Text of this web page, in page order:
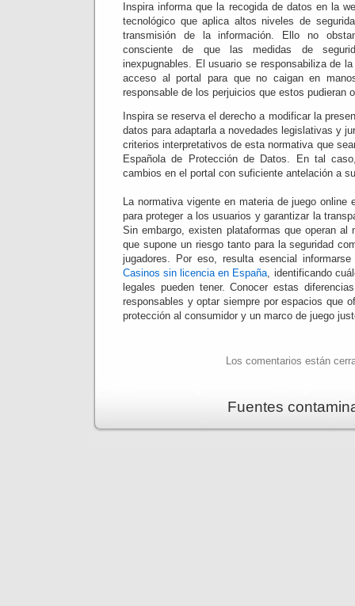
Inspira informa que la recogida de datos en la
tecnológico que aplica altos niveles de
transmisión de la información. Ello no
consciente de que las medidas de
inexpugnables. El usuario se responsabiliza de
acceso al portal para que no caigan en
responsable de los perjuicios que estos pudieran
Inspira se reserva el derecho a modificar la
datos para adaptarla a novedades legislativas y
criterios interpretativos de esta normativa que
Española de Protección de Datos. En tal
cambios en el portal con suficiente antelación a
La normativa vigente en materia de juego online
para proteger a los usuarios y garantizar la
Sin embargo, existen plataformas que operan al
que supone un riesgo tanto para la seguridad
jugadores. Por eso, resulta esencial
Casinos sin licencia en España, identificando
legales pueden tener. Conocer estas
responsables y optar siempre por espacios que
protección al consumidor y un marco de juego
Los comentarios están
Fuentes